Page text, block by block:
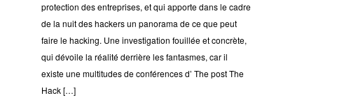
protection des entreprises, et qui apporte dans le cadre
de la nuit des hackers un panorama de ce que peut
faire le hacking. Une investigation fouillée et concrète,
qui dévoile la réalité derrière les fantasmes, car il
existe une multitudes de conférences d’ The post The
Hack […]